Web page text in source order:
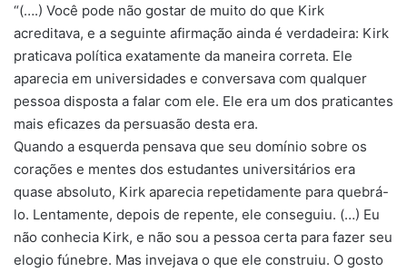
“(….) Você pode não gostar de muito do que Kirk
acreditava, e a seguinte afirmação ainda é verdadeira: Kirk
praticava política exatamente da maneira correta. Ele
aparecia em universidades e conversava com qualquer
pessoa disposta a falar com ele. Ele era um dos praticantes
mais eficazes da persuasão desta era.
Quando a esquerda pensava que seu domínio sobre os
corações e mentes dos estudantes universitários era
quase absoluto, Kirk aparecia repetidamente para quebrá-
lo. Lentamente, depois de repente, ele conseguiu. (…) Eu
não conhecia Kirk, e não sou a pessoa certa para fazer seu
elogio fúnebre. Mas invejava o que ele construiu. O gosto